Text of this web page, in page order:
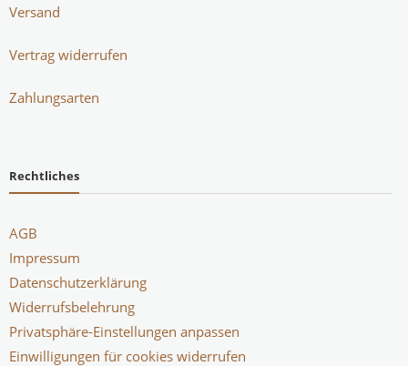
Versand
Vertrag widerrufen
Zahlungsarten
Rechtliches
AGB
Impressum
Datenschutzerklärung
Widerrufsbelehrung
Privatsphäre-Einstellungen anpassen
Einwilligungen für cookies widerrufen